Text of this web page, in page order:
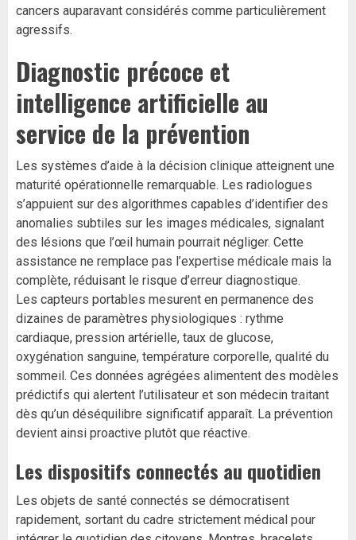
cancers auparavant considérés comme particulièrement
agressifs.
Diagnostic précoce et
intelligence artificielle au
service de la prévention
Les systèmes d’aide à la décision clinique atteignent une
maturité opérationnelle remarquable. Les radiologues
s’appuient sur des algorithmes capables d’identifier des
anomalies subtiles sur les images médicales, signalant
des lésions que l’œil humain pourrait négliger. Cette
assistance ne remplace pas l’expertise médicale mais la
complète, réduisant le risque d’erreur diagnostique.
Les capteurs portables mesurent en permanence des
dizaines de paramètres physiologiques : rythme
cardiaque, pression artérielle, taux de glucose,
oxygénation sanguine, température corporelle, qualité du
sommeil. Ces données agrégées alimentent des modèles
prédictifs qui alertent l’utilisateur et son médecin traitant
dès qu’un déséquilibre significatif apparaît. La prévention
devient ainsi proactive plutôt que réactive.
Les dispositifs connectés au quotidien
Les objets de santé connectés se démocratisent
rapidement, sortant du cadre strictement médical pour